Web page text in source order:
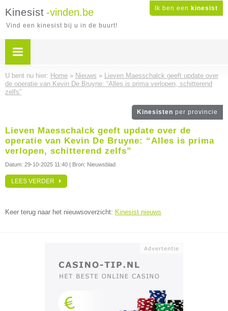
Ik ben een kinesist
Kinesist -vinden.be
Vind een kinesist bij u in de buurt!
U bent nu hier: Home » Nieuws » Lieven Maesschalck geeft update over
de operatie van Kevin De Bruyne: “Alles is prima verlopen, schitterend
zelfs”
Kinesisten per provincie
Lieven Maesschalck geeft update over de
operatie van Kevin De Bruyne: “Alles is prima
verlopen, schitterend zelfs”
Datum: 29-10-2025 11:40 | Bron: Nieuwsblad
LEES VERDER
Keer terug naar het nieuwsoverzicht: Kinesist nieuws